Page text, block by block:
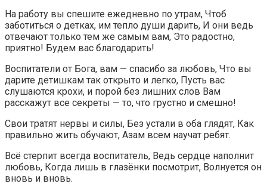
На работу вы спешите ежедневно по утрам, Чтоб
заботиться о детках, им тепло души дарить, И они ведь
отвечают только тем же самым вам, Это радостно,
приятно! Будем вас благодарить!
Воспитатели от Бога, вам — спасибо за любовь, Что вы
дарите детишкам так открыто и легко, Пусть вас
слушаются крохи, и порой без лишних слов Вам
расскажут все секреты — то, что грустно и смешно!
Свои тратят нервы и силы, Без устали в оба глядят, Как
правильно жить обучают, Азам всем научат ребят.
Всё стерпит всегда воспитатель, Ведь сердце наполнит
любовь, Когда лишь в глазёнки посмотрит, Волнуется он
вновь и вновь.